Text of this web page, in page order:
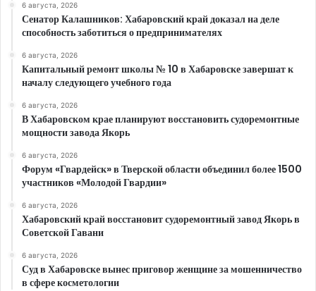
6 августа, 2026
Сенатор Калашников: Хабаровский край доказал на деле
способность заботиться о предпринимателях
6 августа, 2026
Капитальный ремонт школы № 10 в Хабаровске завершат к
началу следующего учебного года
6 августа, 2026
В Хабаровском крае планируют восстановить судоремонтные
мощности завода Якорь
6 августа, 2026
Форум «Гвардейск» в Тверской области объединил более 1500
участников «Молодой Гвардии»
6 августа, 2026
Хабаровский край восстановит судоремонтный завод Якорь в
Советской Гавани
6 августа, 2026
Суд в Хабаровске вынес приговор женщине за мошенничество
в сфере косметологии